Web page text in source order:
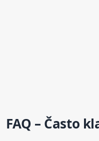
FAQ – Často